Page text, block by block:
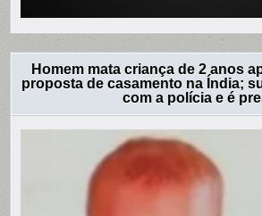
Homem mata criança de 2 anos
proposta de casamento na Índia;
com a polícia e é